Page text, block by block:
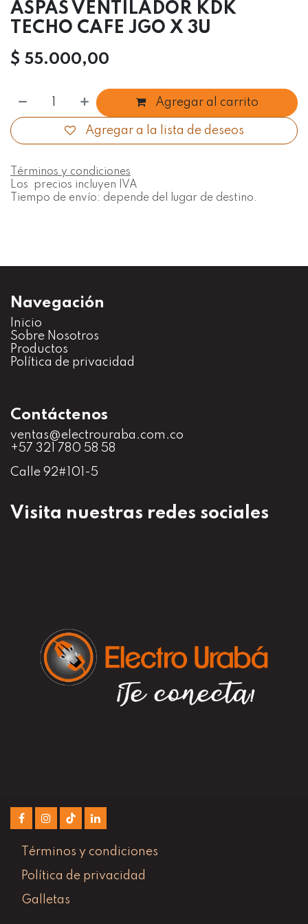
ASPAS VENTILADOR KDK
TECHO CAFE JGO X 3U
$ 55.000,00
Agregar al carrito
Agregar a la lista de deseos
Términos y condiciones
Los precios incluyen IVA
Tiempo de envío: depende del lugar de destino.
Navegación
Inicio
Sobre Nosotros
Productos
Política de privacidad
Contáctenos
ventas@electrouraba.com.co
+57 321 780 58 58
Calle 92#101-5
Visita nuestras redes sociales
Términos y condiciones
Política de privacidad
Galletas